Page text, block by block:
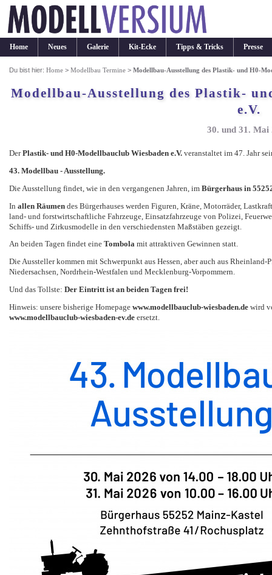
Home Neues Galerie Kit-Ecke Tipps & Tricks Presse
Du bist hier:Home >Modellbau Termine >Modellbau-Ausstellung des Plastik- und H0-
Modellbau-Ausstellung des Plastik-
e.V.
30. und 31. Mai
DerPlastik- und H0-Modellbauclub Wiesbaden e.V. veranstaltet im 47. Jahr
43. Modellbau - Ausstellung.
Die Ausstellung findet, wie in den vergangenen Jahren, imBürgerhaus in
Inallen Räumen des Bürgerhauses werden Figuren, Kräne, Motorräder,
land- und forstwirtschaftliche Fahrzeuge, Einsatzfahrzeuge von Polizei,
Schiffs- und Zirkusmodelle in den verschiedensten Maßstäben gezeigt.
An beiden Tagen findet eineTombola mit attraktiven Gewinnen statt.
Die Aussteller kommen mit Schwerpunkt aus Hessen, aber auch aus
Niedersachsen, Nordrhein-Westfalen und Mecklenburg-Vorpommern.
Und das Tollste:Der Eintritt ist an beiden Tagen frei!
Hinweis: unsere bisherige Homepagewww.modellbauclub-wiesbaden.de wird
www.modellbauclub-wiesbaden-ev.de ersetzt.